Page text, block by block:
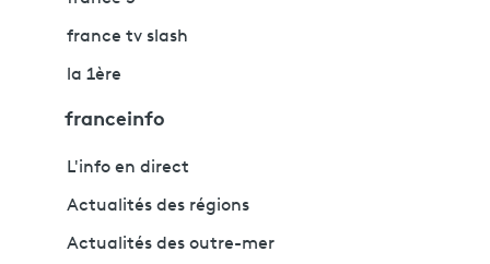
france tv slash
la 1ère
franceinfo
L'info en direct
Actualités des régions
Actualités des outre-mer